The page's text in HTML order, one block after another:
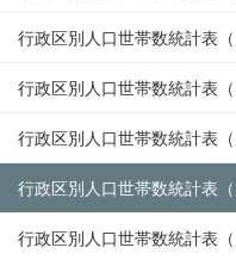
行政区別人口世帯数統計表
行政区別人口世帯数統計表
行政区別人口世帯数統計表
行政区別人口世帯数統計表
行政区別人口世帯数統計表